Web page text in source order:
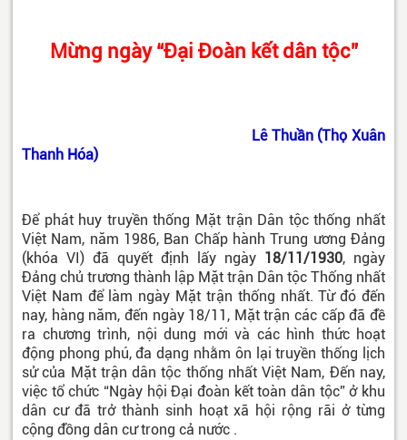
Mừng ngày “Đại Đoàn kết dân tộc”
Lê Thuần (Thọ Xuân
Thanh Hóa)
Để phát huy truyền thống Mặt trận Dân tộc thống nhất
Việt Nam, năm 1986, Ban Chấp hành Trung ương Đảng
(khóa VI) đã quyết định lấy ngày 18/11/1930, ngày
Đảng chủ trương thành lập Mặt trận Dân tộc Thống nhất
Việt Nam để làm ngày Mặt trận thống nhất. Từ đó đến
nay, hàng năm, đến ngày 18/11, Mặt trận các cấp đã đề
ra chương trình, nội dung mới và các hình thức hoạt
động phong phú, đa dạng nhằm ôn lại truyền thống lịch
sử của Mặt trận dân tộc thống nhất Việt Nam, Đến nay,
việc tổ chức “Ngày hội Đại đoàn kết toàn dân tộc” ở khu
dân cư đã trở thành sinh hoạt xã hội rộng rãi ở từng
cộng đồng dân cư trong cả nước .